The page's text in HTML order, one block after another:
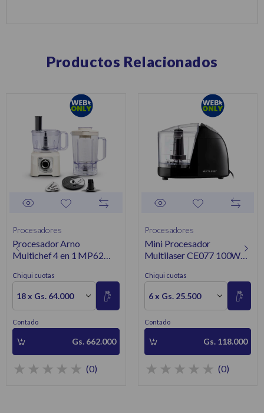
Productos Relacionados
Procesadores
Procesador Arno
Multichef 4 en 1 MP62
Chiqui cuotas
18 x Gs. 64.000
Contado
Gs. 662.000
(0)
Procesadores
Mini Procesador
Multilaser CE077 100W
Negro
Chiqui cuotas
6 x Gs. 25.500
Contado
Gs. 118.000
(0)